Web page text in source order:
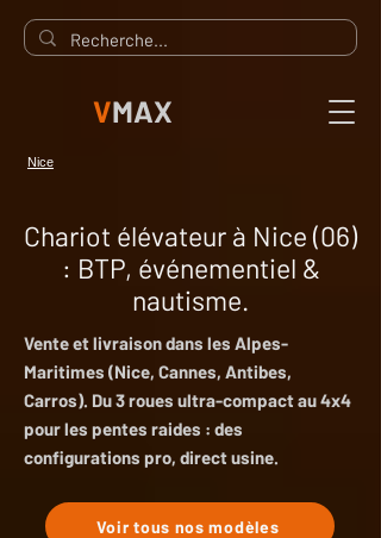
VMAX
Nice
Chariot élévateur à Nice (06)
: BTP, événementiel &
nautisme.
Vente et livraison dans les Alpes-
Maritimes (Nice, Cannes, Antibes,
Carros). Du 3 roues ultra-compact au 4x4
pour les pentes raides : des
configurations pro, direct usine.
Voir tous nos modèles